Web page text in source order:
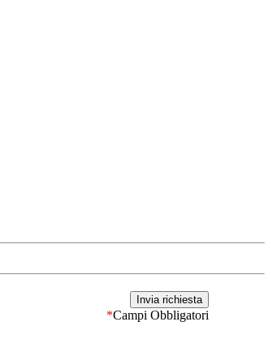
*Campi Obbligatori